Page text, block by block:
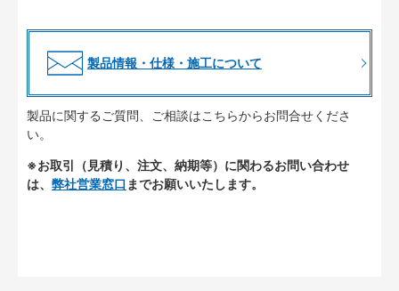
製品情報・仕様・施工について
製品に関するご質問、ご相談はこちらからお問合せくださ
い。
※お取引（見積り、注文、納期等）に関わるお問い合わせ
は、 弊社営業窓口 までお願いいたします。